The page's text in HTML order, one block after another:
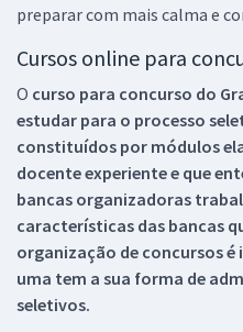
preparar com mais calma e
Cursos online para
O curso para concurso do
estudar para o processo
constituídos por módulos
docente experiente e que
bancas organizadoras
características das bancas
organização de concursos
uma tem a sua forma de
seletivos.